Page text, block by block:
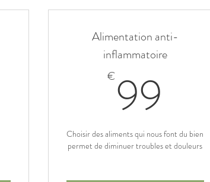
Alimentation anti-
inflammatoire
€99
Choisir des aliments qui nous font du bien
permet de diminuer troubles et douleurs